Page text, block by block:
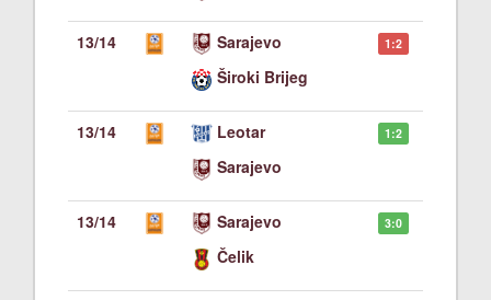
13/14
Sarajevo
Široki Brijeg
1:2
13/14
Leotar
Sarajevo
1:2
13/14
Sarajevo
Čelik
3:0